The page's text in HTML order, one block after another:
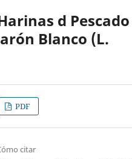
d Pescado
Blanco (L.
PDF
citar